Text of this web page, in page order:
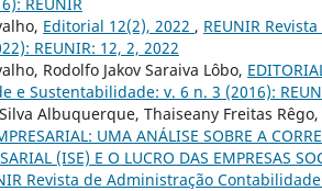
Editorial 12(2), 2022 , REUNIR
REUNIR: 12, 2, 2022
Rodolfo Jakov Saraiva Lôbo,
e Sustentabilidade: v. 6 n. 3 (2016):
Albuquerque, Thaiseany Freitas
UMA ANÁLISE SOBRE A
(ISE) E O LUCRO DAS EMPRESAS
Revista de Administração